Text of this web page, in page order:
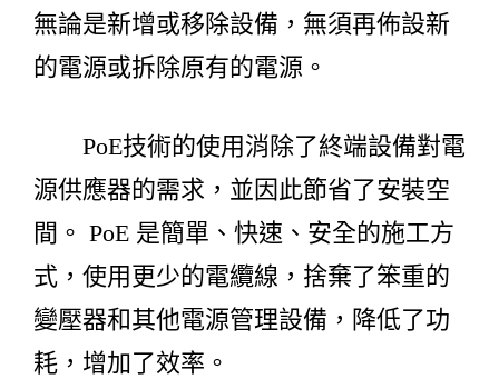
無論是新增或移除設備，無須再佈設新
的電源或拆除原有的電源。
PoE技術的使用消除了終端設備對電
源供應器的需求，並因此節省了安裝空
間。 PoE 是簡單、快速、安全的施工方
式，使用更少的電纜線，捨棄了笨重的
變壓器和其他電源管理設備，降低了功
耗，增加了效率。